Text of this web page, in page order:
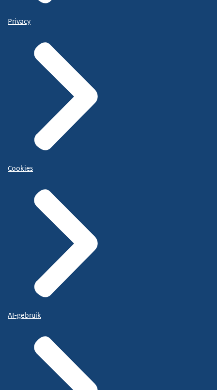
Privacy
Cookies
AI-gebruik